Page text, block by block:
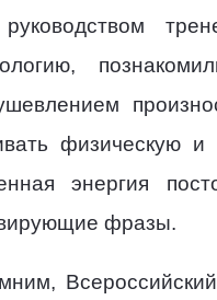
физическую
энергия
фразы.